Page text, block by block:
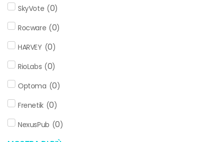
SkyVote (0)
Rocware (0)
HARVEY (0)
RioLabs (0)
Optoma (0)
Frenetik (0)
NexusPub (0)